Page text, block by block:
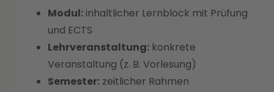
Modul: inhaltlicher Lernblock mit Prüfung
und ECTS
Lehrveranstaltung: konkrete
Veranstaltung (z. B. Vorlesung)
Semester: zeitlicher Rahmen